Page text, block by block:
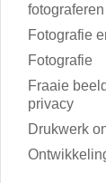
fotograferen
Fotografie
Fotografie
Fraaie
privacy
Drukwerk